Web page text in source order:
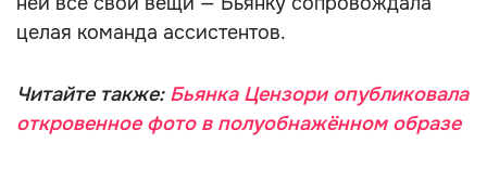
целая команда ассистентов.
Читайте также: Бьянка Цензори опубликовала
откровенное фото в полуобнажённом образе